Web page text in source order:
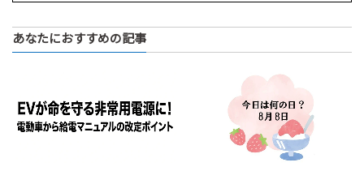
あなたにおすすめの記事